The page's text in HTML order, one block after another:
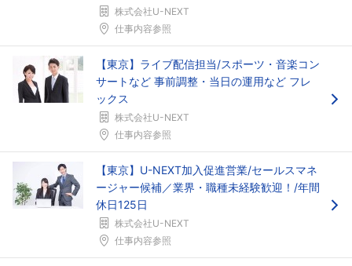
株式会社U-NEXT
仕事内容参照
【東京】ライブ配信担当/スポーツ・音楽コン
サートなど 事前調整・当日の運用など フレ
ックス
株式会社U-NEXT
仕事内容参照
【東京】U-NEXT加入促進営業/セールスマネ
ージャー候補／業界・職種未経験歓迎！/年間
休日125日
株式会社U-NEXT
仕事内容参照